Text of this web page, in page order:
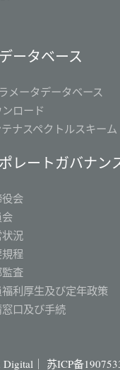
ータベース
メータデータベース
ロード
テナスペクトルスキーム
レートガバナン
会
況
程
査
利厚生及び定年政策
窓口及び手続
｜ 苏ICP备